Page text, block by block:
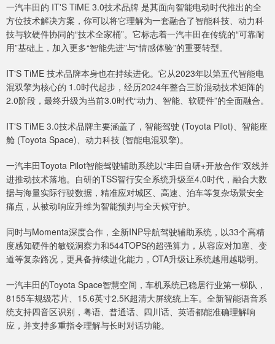
一汽丰田的 IT'S TiME 3.0技术品牌 是其面向智能电动时代推出的全
方位技术解决方案，你可以将它理解为一套融合了智能科技、动力科
技与软硬件协同的“技术全家桶”。它标志着一汽丰田在传统的“可靠耐
用”基础上，加入更多“智能先进”与“情感体验”的重要转型。
IT'S TiME 技术品牌本身也在持续进化。它从2023年以第五代智能电
混双擎为核心的 1.0时代起步，经历2024年整合三阶混动技术矩阵的
2.0阶段，最终升级为当前3.0时代“动力、智能、软硬件”的全面融合。
IT'S TiME 3.0技术品牌主要涵盖了，智能驾驶 (Toyota Pilot)、智能座
舱 (Toyota Space)、动力科技 (智能电混双擎)。
一汽丰田Toyota Pilot智能驾驶辅助系统以“丰田自研+开放合作”双线并
进推动技术落地。自研的TSS智行安全系统升级至4.0时代，融合大数
据与海量实际行驶数据，精准应对城区、高速、泊车等复杂场景安全
痛点，从被动响应升维为智能预判与全天候守护。
同时与Momenta深度合作，全新INP导航驾驶辅助系统，以33个高精
度感知硬件的敏锐洞察力和544TOPS的超强算力，从容应对加塞、变
道等复杂路况，更具备持续进化能力，OTA升级让系统越用越聪明。
一汽丰田的Toyota Space智慧空间，车机系统已稳居行业第一梯队，
8155车规级芯片、15.6英寸2.5K超清大屏统统上车。全新智能语音系
统支持四音区识别，粤语、普通话、四川话、英语都能准确理解响
应，并支持多重指令理解与长时对话功能。